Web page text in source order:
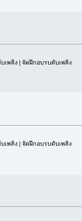
เพลิง | จัดฝึกอบรบดับเพลิง
เพลิง | จัดฝึกอบรบดับเพลิง